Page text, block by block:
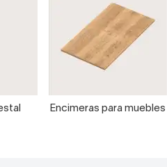
Encimeras para muebles